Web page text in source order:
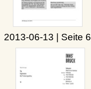
2013-06-13 | Seite 6